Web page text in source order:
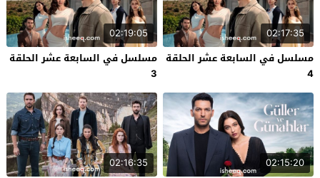
02:17:35
مسلسل في السابعة عشر الحلقة
4
02:19:05
مسلسل في السابعة عشر الحلقة
3
02:15:20
02:16:35